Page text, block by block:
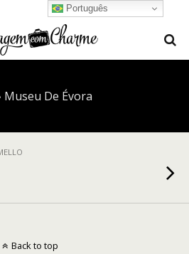
Museu De Évora
Português
Back to top